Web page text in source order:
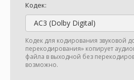
Кодек:
AC3 (Dolby Digital)
Кодек для кодирования звуковой
перекодирования» копирует
файла в выходной без
возможно.